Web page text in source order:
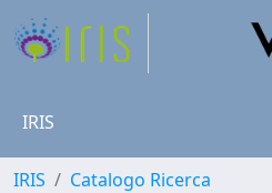
IRIS
IRIS
Catalogo Ricerca